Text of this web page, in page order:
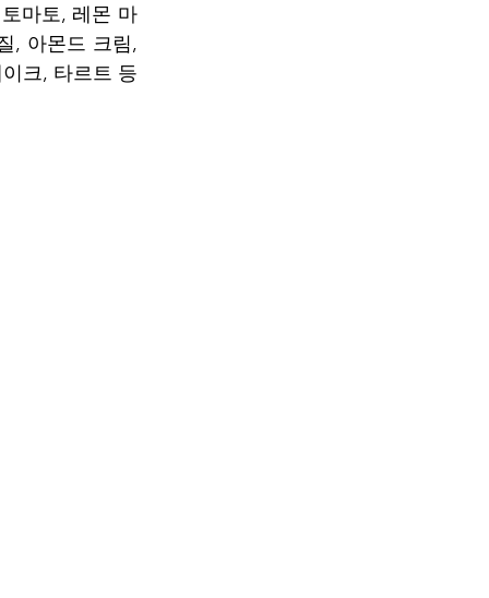
마토, 레몬 마
, 아몬드 크림,
크, 타르트 등